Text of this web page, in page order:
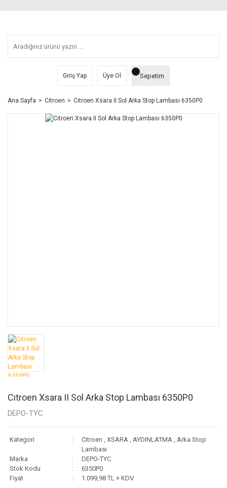
Giriş Yap Üye Ol Sepetim
Ana Sayfa Citroen Cıtroen Xsara II Sol Arka Stop Lambası 6350P0
Cıtroen Xsara II Sol Arka Stop Lambası 6350P0
DEPO-TYC
Kategori Citroen XSARA AYDINLATMA
Arka Stop
Lambası
Marka
DEPO-TYC
Stok Kodu
6350P0
Fiyat
1.099,98 TL + KDV